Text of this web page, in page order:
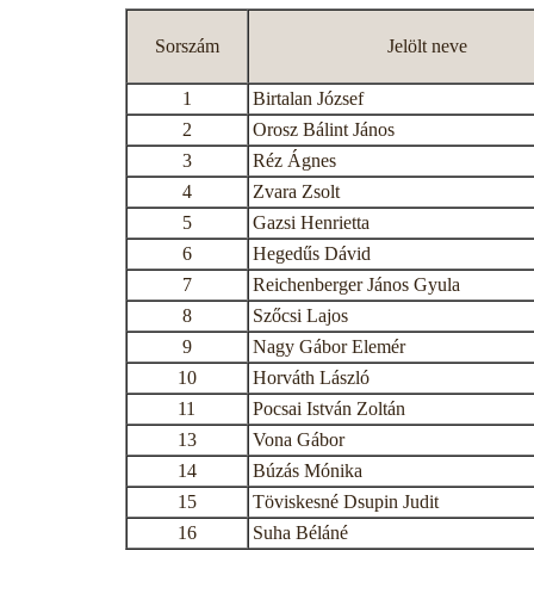
Sorszám Jelölt neve
1
Birtalan József
2
Orosz Bálint János
3
Réz Ágnes
4
Zvara Zsolt
5
Gazsi Henrietta
6
Hegedűs Dávid
7
Reichenberger János Gyula
8
Szőcsi Lajos
9
Nagy Gábor Elemér
10
Horváth László
11
Pocsai István Zoltán
13
Vona Gábor
14
Búzás Mónika
15
Töviskesné Dsupin Judit
16
Suha Béláné